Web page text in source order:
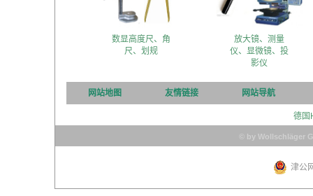
数显高度尺、角
尺、划规
放大镜、测量
仪、显微镜、投
影仪
网站地图 友情链接 网站导航
德国
© by Wollschläger
津公